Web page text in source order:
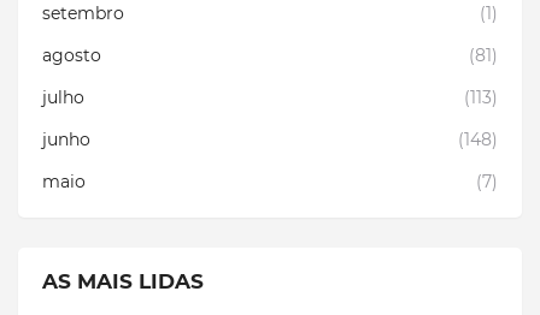
setembro
(1)
agosto
(81)
julho
(113)
junho
(148)
maio
(7)
AS MAIS LIDAS